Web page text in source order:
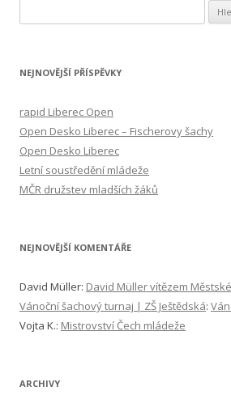
y
l
á
v
á
n
NEJNOVĚJŠÍ PŘÍSPĚVKY
rapid Liberec Open
Open Desko Liberec – Fischerovy šachy
Open Desko Liberec
Letní soustředění mládeže
MČR družstev mladších žáků
NEJNOVĚJŠÍ KOMENTÁŘE
David Müller: David Müller vítězem
Vánoční šachový turnaj | ZŠ Ještědská:
Vojta K.: Mistrovství Čech mládeže
ARCHIVY